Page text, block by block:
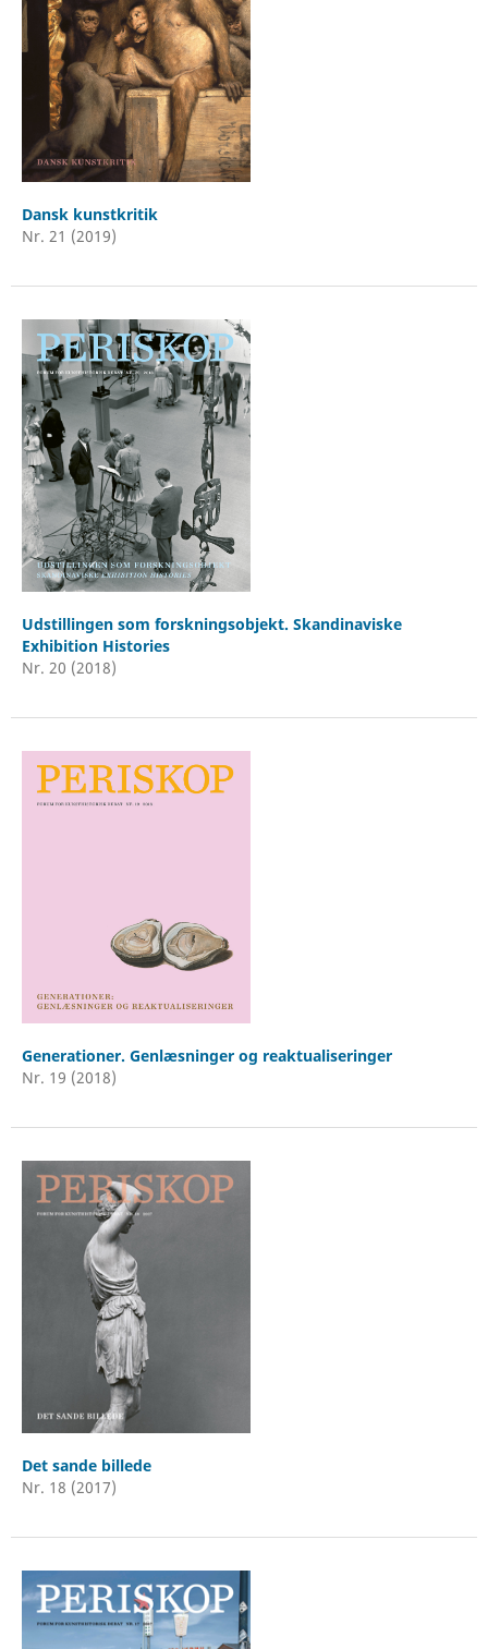
Dansk kunstkritik
Nr. 21 (2019)
Udstillingen som forskningsobjekt. Skandinaviske
Exhibition Histories
Nr. 20 (2018)
Generationer. Genlæsninger og reaktualiseringer
Nr. 19 (2018)
Det sande billede
Nr. 18 (2017)